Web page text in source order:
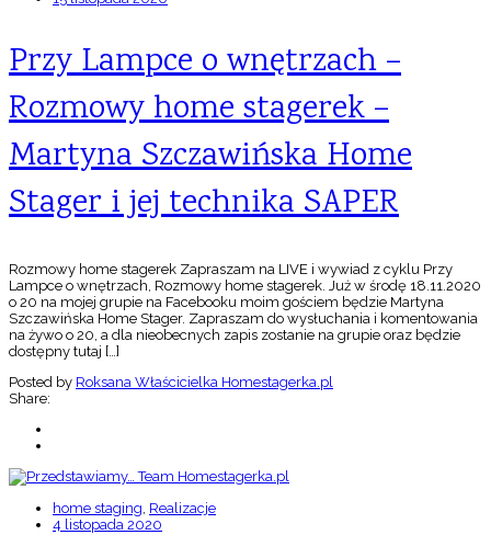
Przy Lampce o wnętrzach –
Rozmowy home stagerek –
Martyna Szczawińska Home
Stager i jej technika SAPER
Rozmowy home stagerek Zapraszam na LIVE i wywiad z cyklu Przy
Lampce o wnętrzach, Rozmowy home stagerek. Już w środę 18.11.2020
o 20 na mojej grupie na Facebooku moim gościem będzie Martyna
Szczawińska Home Stager. Zapraszam do wysłuchania i komentowania
na żywo o 20, a dla nieobecnych zapis zostanie na grupie oraz będzie
dostępny tutaj […]
Posted by Roksana Właścicielka Homestagerka.pl
Share:
home staging, Realizacje
4 listopada 2020